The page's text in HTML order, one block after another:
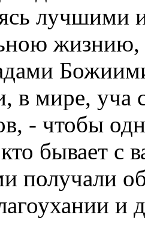
лучшими
в мире,
- чтобы
бывает с
получали
и